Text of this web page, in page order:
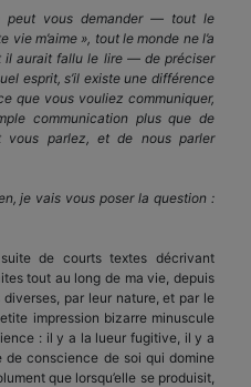
peut vous demander — tout le
vie m’aime », tout le monde ne l’a
il aurait fallu le lire — de préciser
esprit, s’il existe une différence
que vous vouliez communiquer,
communication plus que de
vous parlez, et de nous parler
je vais vous poser la question :
de courts textes décrivant
tout au long de ma vie, depuis
par leur nature, et par le
impression bizarre minuscule
: il y a la lueur fugitive, il y a
conscience de soi qui domine
que lorsqu’elle se produisit,